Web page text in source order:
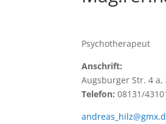
Psychotherapeut
Anschrift:
Augsburger Str. 4 a,
Telefon: 08131/